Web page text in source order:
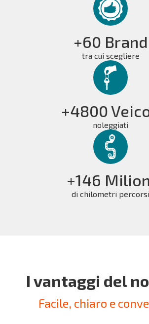
+60 Brand
tra cui scegliere
+4800
noleggiati
+146
di chilometri percorsi
I vantaggi del
Facile, chiaro e